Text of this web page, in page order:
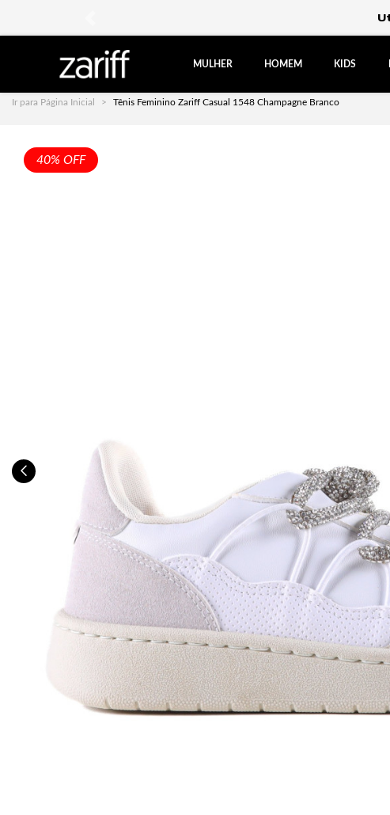
MULHER HOMEM KIDS
Ir para Página Inicial Tênis Feminino Zariff Casual 1548 Champagne Branco
40% OFF